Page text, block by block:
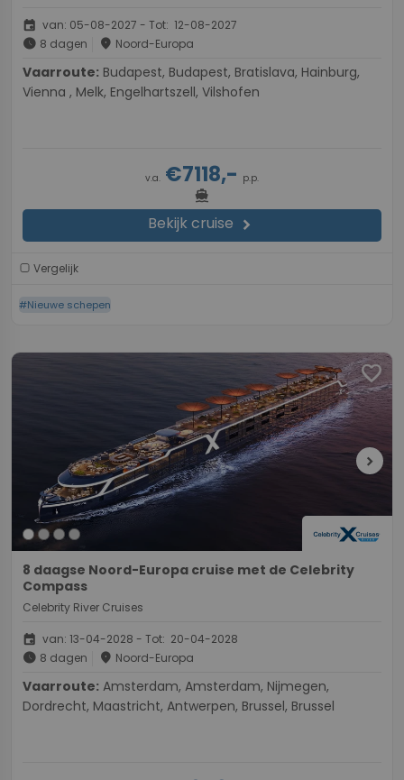
event van: 05-08-2027 - Tot: 12-08-2027
schedule 8 dagen place Noord-Europa
Vaarroute:
Vienna , Melk, Engelhartszell, Vilshofen
v.a. €7118,- p.p.
directions_boat
Bekijk cruise chevron_right
Vergelijk
#Nieuwe schepen
favorite
chevron_right
8 daagse Noord-Europa cruise met de Celebrity
Compass
Celebrity River Cruises
event van: 13-04-2028 - Tot: 20-04-2028
schedule 8 dagen place Noord-Europa
Vaarroute:
Dordrecht, Maastricht, Antwerpen, Brussel, Brussel